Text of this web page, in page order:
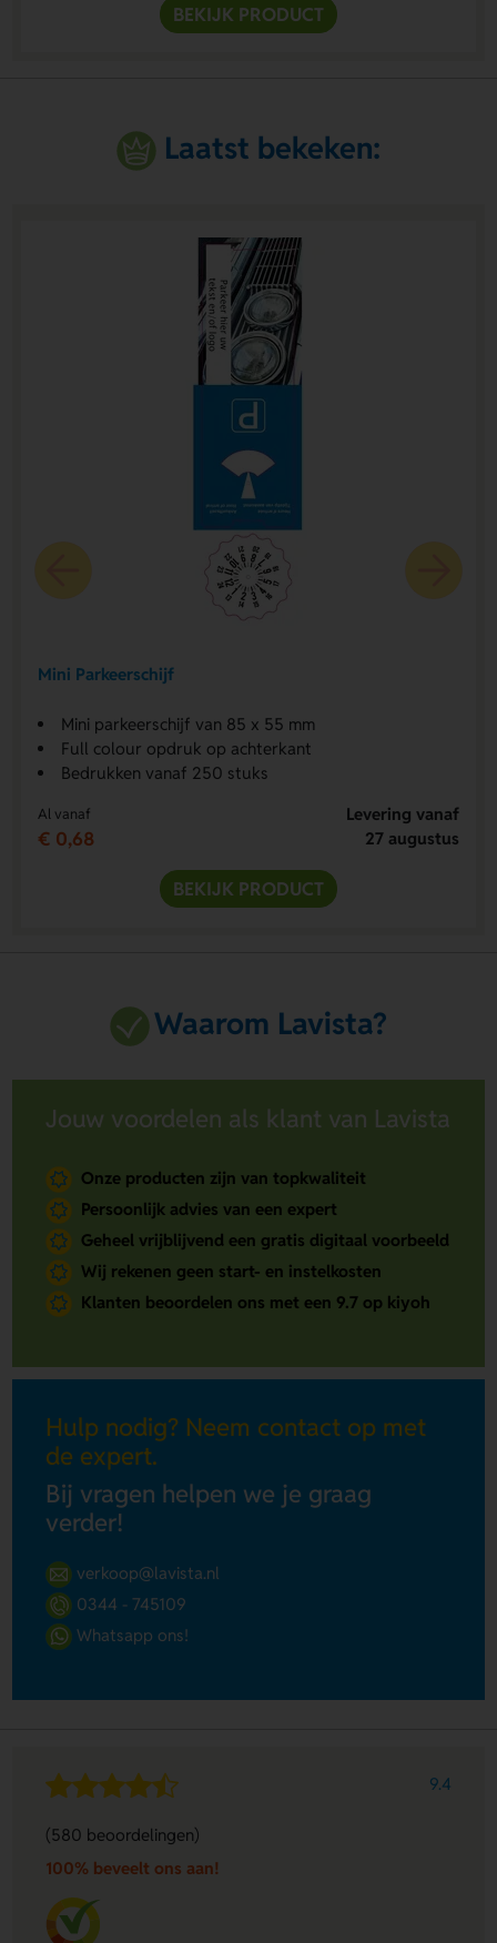
BEKIJK PRODUCT
Laatst bekeken:
Mini Parkeerschijf
Mini parkeerschijf van 85 x 55 mm
Full colour opdruk op achterkant
Bedrukken vanaf 250 stuks
Al vanaf
€ 0,68
Levering vanaf
27 augustus
BEKIJK PRODUCT
Waarom Lavista?
Jouw voordelen als klant van Lavista
Onze producten zijn van topkwaliteit
Persoonlijk advies van een expert
Geheel vrijblijvend een gratis digitaal voorbeeld
Wij rekenen geen start- en instelkosten
Klanten beoordelen ons met een 9.7 op kiyoh
Hulp nodig? Neem contact op met
de expert.
Bij vragen helpen we je graag
verder!
verkoop@lavista.nl
0344 - 745109
Whatsapp ons!
9.4
(580 beoordelingen)
100% beveelt ons aan!